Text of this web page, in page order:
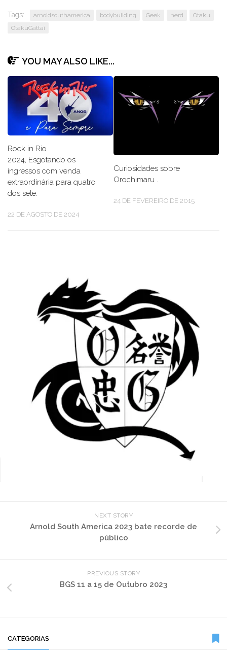
Tags: arnoldsouthamerica bodybuilding Geek nerd
Otaku
OtakuGattai
YOU MAY ALSO LIKE...
Rock in Rio
2024, Esgotando os
ingressos com venda
extraordinária para quatro
dos sete.
22 DE AGOSTO DE 2024
Curiosidades sobre
Orochimaru .
24 DE FEVEREIRO DE 2015
NEXT STORY
Arnold South America 2023 bate recorde de
público
PREVIOUS STORY
BGS 11 a 15 de Outubro 2023
CATEGORIAS